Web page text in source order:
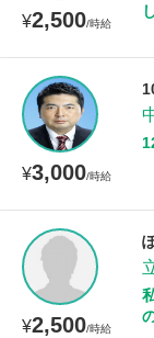
¥2,500/時給
¥3,000/時給
¥2,500/時給